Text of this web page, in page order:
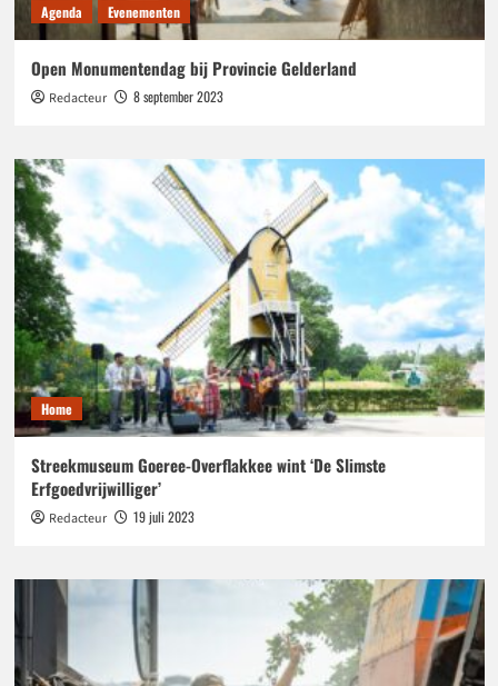
Agenda Evenementen
Open Monumentendag bij Provincie Gelderland
Redacteur 8 september 2023
Home
Streekmuseum Goeree-Overflakkee wint ‘De Slimste
Erfgoedvrijwilliger’
Redacteur 19 juli 2023